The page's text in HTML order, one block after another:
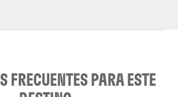
FRECUENTES PARA ESTE